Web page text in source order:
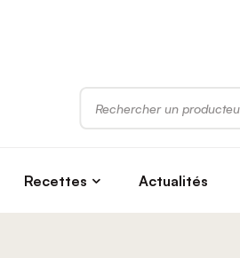
Rechercher
Recettes Actualités